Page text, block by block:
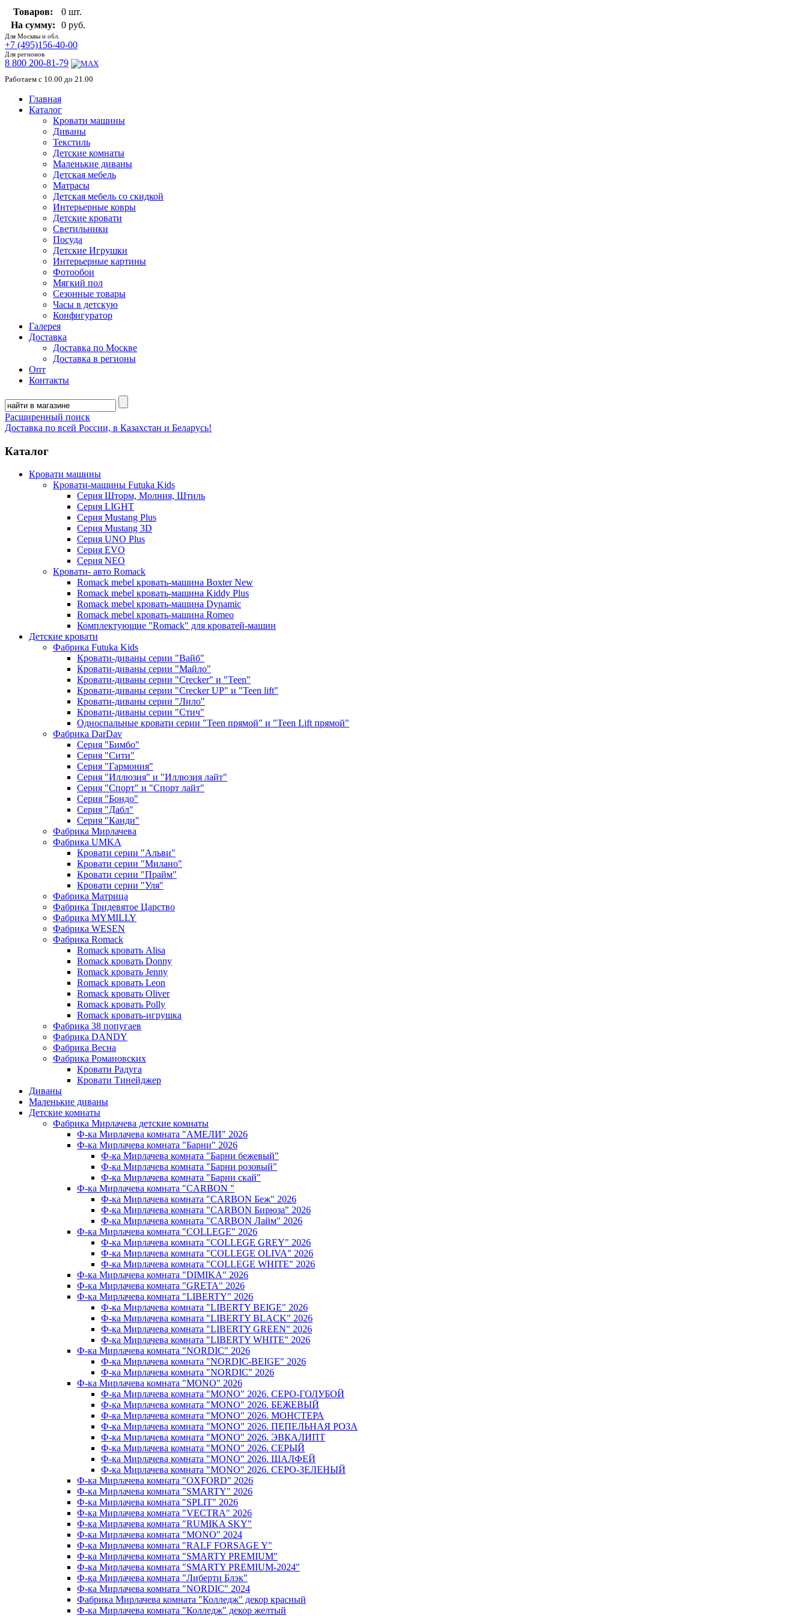
Товаров:
0 шт.
На сумму:
0 руб.
Для Москвы и обл.
+7 (495)156-40-00
Для регионов
8 800 200-81-79
Работаем с 10.00 до 21.00
Главная
Каталог
Кровати машины
Диваны
Текстиль
Детские комнаты
Маленькие диваны
Детская мебель
Матрасы
Детская мебель со скидкой
Интерьерные ковры
Детские кровати
Светильники
Посуда
Детские Игрушки
Интерьерные картины
Фотообои
Мягкий пол
Сезонные товары
Часы в детскую
Конфигуратор
Галерея
Доставка
Доставка по Москве
Доставка в регионы
Опт
Контакты
Расширенный поиск
Доставка по всей России, в Казахстан и Беларусь!
Каталог
Кровати машины
Кровати-машины Futuka Kids
Серия Шторм, Молния, Штиль
Серия LIGHT
Серия Mustang Plus
Серия Mustang 3D
Серия UNO Plus
Серия EVO
Серия NEO
Кровати- авто Romack
Romack mebel кровать-машина Boxter New
Romack mebel кровать-машина Kiddy Plus
Romack mebel кровать-машина Dynamic
Romack mebel кровать-машина Romeo
Комплектующие "Romack" для кроватей-машин
Детские кровати
Фабрика Futuka Kids
Кровати-диваны серии "Вайб"
Кровати-диваны серии "Майло"
Кровати-диваны серии "Creсker" и "Teen"
Кровати-диваны серии "Creсker UP" и "Teen lift"
Кровати-диваны серии "Лило"
Кровати-диваны серии "Стич"
Односпальные кровати серии "Teen прямой" и "Teen Lift прямой"
Фабрика DarDav
Серия "Бимбо"
Серия "Сити"
Серия "Гармония"
Серия "Иллюзия" и "Иллюзия лайт"
Серия "Спорт" и "Спорт лайт"
Серия "Бондо"
Серия "Дабл"
Серия "Канди"
Фабрика Мирлачева
Фабрика UMKA
Кровати серии "Альви"
Кровати серии "Милано"
Кровати серии "Прайм"
Кровати серии "Уля"
Фабрика Матрица
Фабрика Тридевятое Царство
Фабрика MYMILLY
Фабрика WESEN
Фабрика Romack
Romack кровать Alisa
Romack кровать Donny
Romack кровать Jenny
Romack кровать Leon
Romack кровать Oliver
Romack кровать Polly
Romack кровать-игрушка
Фабрика 38 попугаев
Фабрика DАNDY
Фабрика Весна
Фабрика Романовских
Кровати Радуга
Кровати Тинейджер
Диваны
Маленькие диваны
Детские комнаты
Фабрика Мирлачева детские комнаты
Ф-ка Мирлачева комната "АМЕЛИ" 2026
Ф-ка Мирлачева комната "Барни" 2026
Ф-ка Мирлачева комната "Барни бежевый"
Ф-ка Мирлачева комната "Барни розовый"
Ф-ка Мирлачева комната "Барни скай"
Ф-ка Мирлачева комната "CARBON "
Ф-ка Мирлачева комната "CARBON Беж" 2026
Ф-ка Мирлачева комната "CARBON Бирюза" 2026
Ф-ка Мирлачева комната "CARBON Лайм" 2026
Ф-ка Мирлачева комната "COLLEGE" 2026
Ф-ка Мирлачева комната "COLLEGE GREY" 2026
Ф-ка Мирлачева комната "COLLEGE OLIVA" 2026
Ф-ка Мирлачева комната "COLLEGE WHITE" 2026
Ф-ка Мирлачева комната "DIMIKA" 2026
Ф-ка Мирлачева комната "GRETA" 2026
Ф-ка Мирлачева комната "LIBERTY" 2026
Ф-ка Мирлачева комната "LIBERTY BEIGE" 2026
Ф-ка Мирлачева комната "LIBERTY BLACK" 2026
Ф-ка Мирлачева комната "LIBERTY GREEN" 2026
Ф-ка Мирлачева комната "LIBERTY WHITE" 2026
Ф-ка Мирлачева комната "NORDIC" 2026
Ф-ка Мирлачева комната "NORDIC-BEIGE" 2026
Ф-ка Мирлачева комната "NORDIC" 2026
Ф-ка Мирлачева комната "MONO" 2026
Ф-ка Мирлачева комната "MONO" 2026. СЕРО-ГОЛУБОЙ
Ф-ка Мирлачева комната "MONO" 2026. БЕЖЕВЫЙ
Ф-ка Мирлачева комната "MONO" 2026. МОНСТЕРА
Ф-ка Мирлачева комната "MONO" 2026. ПЕПЕЛЬНАЯ РОЗА
Ф-ка Мирлачева комната "MONO" 2026. ЭВКАЛИПТ
Ф-ка Мирлачева комната "MONO" 2026. СЕРЫЙ
Ф-ка Мирлачева комната "MONO" 2026. ШАЛФЕЙ
Ф-ка Мирлачева комната "MONO" 2026. СЕРО-ЗЕЛЕНЫЙ
Ф-ка Мирлачева комната "OXFORD" 2026
Ф-ка Мирлачева комната "SMARTY" 2026
Ф-ка Мирлачева комната "SPLIT" 2026
Ф-ка Мирлачева комната "VECTRA" 2026
Ф-ка Мирлачева комната "RUMIKA SKY"
Ф-ка Мирлачева комната "MONO" 2024
Ф-ка Мирлачева комната "RALF FORSAGE Y"
Ф-ка Мирлачева комната "SMARTY PREMIUM"
Ф-ка Мирлачева комната "SMARTY PREMIUM-2024"
Ф-ка Мирлачева комната "Либерти Блэк"
Ф-ка Мирлачева комната "NORDIC" 2024
Фабрика Мирлачева комната "Колледж" декор красный
Ф-ка Мирлачева комната "Колледж" декор желтый